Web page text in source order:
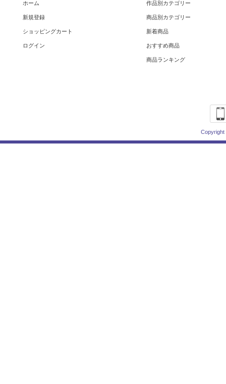
ホーム
新規登録
ショッピングカート
ログイン
作品別カテゴリー
商品別カテゴリー
新着商品
おすすめ商品
商品ランキング
Copyright